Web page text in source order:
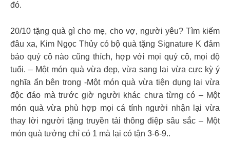
đó.
20/10 tặng quà gì cho mẹ, cho vợ, người yêu? Tìm kiếm
đâu xa, Kim Ngọc Thủy có bộ quà tặng Signature K đảm
bảo quý cô nào cũng thích, hợp với mọi quý cô, mọi độ
tuổi. – Một món quà vừa đẹp, vừa sang lại vừa cực kỳ ý
nghĩa ẩn bên trong -Một món quà vừa tiện dụng lại vừa
độc đáo mà trước giờ người khác chưa từng có – Một
món quà vừa phù hợp mọi cá tính người nhận lại vừa
thay lời người tặng truyền tải thông điệp sâu sắc – Một
món quà tưởng chỉ có 1 mà lại có tận 3-6-9..